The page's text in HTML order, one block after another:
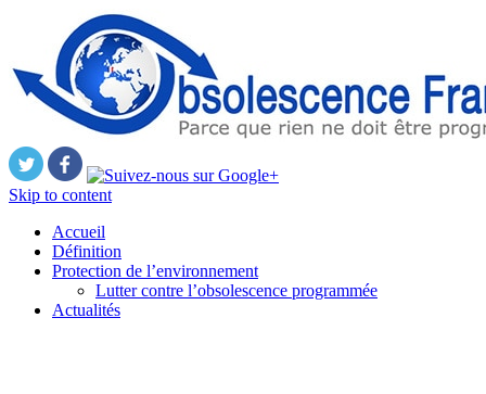
Skip to content
Accueil
Définition
Protection de l’environnement
Lutter contre l’obsolescence programmée
Actualités